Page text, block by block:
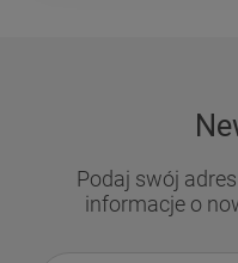
Podaj swój
informacje o